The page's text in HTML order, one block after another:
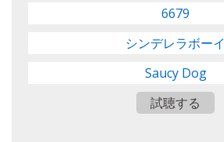
6679
シンデレラボーイ
Saucy Dog
試聴する